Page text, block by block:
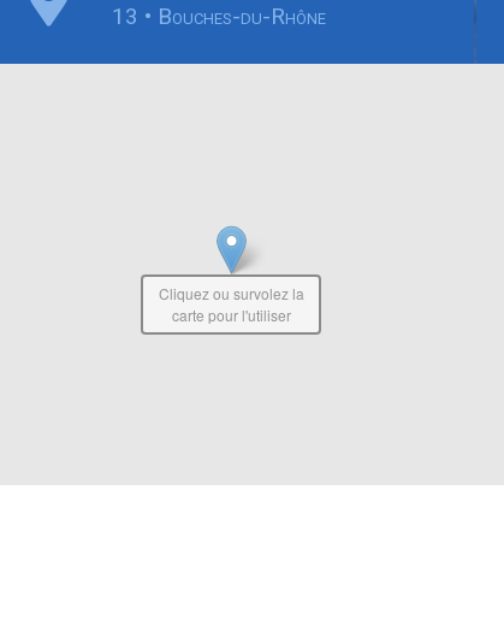
13 • Bouches-du-Rhône
Cliquez ou survolez la
carte pour l'utiliser